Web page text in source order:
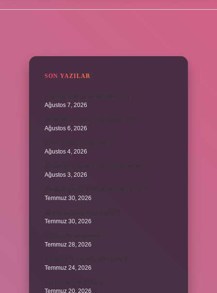
SON YAZILAR
Ağustos 7, 2026
Ağustos 6, 2026
Ağustos 4, 2026
Ağustos 3, 2026
Temmuz 30, 2026
Temmuz 30, 2026
Temmuz 28, 2026
Temmuz 24, 2026
Temmuz 20, 2026